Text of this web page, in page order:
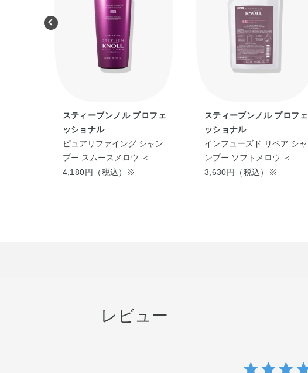
スティーブンノル プロフェ
ッショナル
ピュアリファイング シャン
プー スムースメロウ ＜
600mL＞
4,180円（税込）※
スティーブンノル プロフェ
ッショナル
インフューズド リペア シャ
ンプー ソフトメロウ ＜
500mL つめかえ用＞
3,630円（税込）※
レビュー